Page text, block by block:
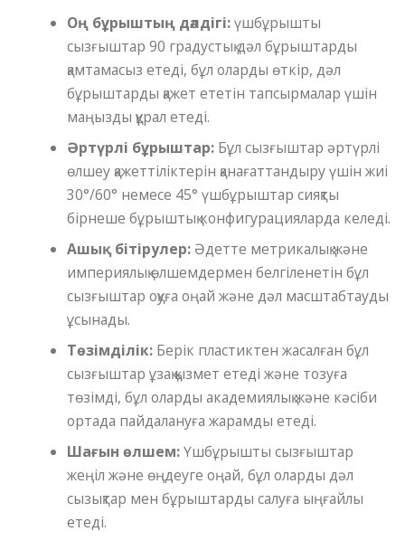
Оң бұрыштың дәлдігі:үшбұрышты
сызғыштар 90 градустық дәл бұрыштарды
қамтамасыз етеді, бұл оларды өткір, дәл
бұрыштарды қажет ететін тапсырмалар үшін
маңызды құрал етеді.
Әртүрлі бұрыштар: Бұл сызғыштар әртүрлі
өлшеу қажеттіліктерін қанағаттандыру үшін жиі
30°/60° немесе 45° үшбұрыштар сияқты
бірнеше бұрыштық конфигурацияларда келеді.
Ашық бітірулер: Әдетте метрикалық және
империялық өлшемдермен белгіленетін бұл
сызғыштар оқуға оңай және дәл масштабтауды
ұсынады.
Төзімділік: Берік пластиктен жасалған бұл
сызғыштар ұзақ қызмет етеді және тозуға
төзімді, бұл оларды академиялық және кәсіби
ортада пайдалануға жарамды етеді.
Шағын өлшем:Үшбұрышты сызғыштар
жеңіл және өңдеуге оңай, бұл оларды дәл
сызықтар мен бұрыштарды салуға ыңғайлы
етеді.